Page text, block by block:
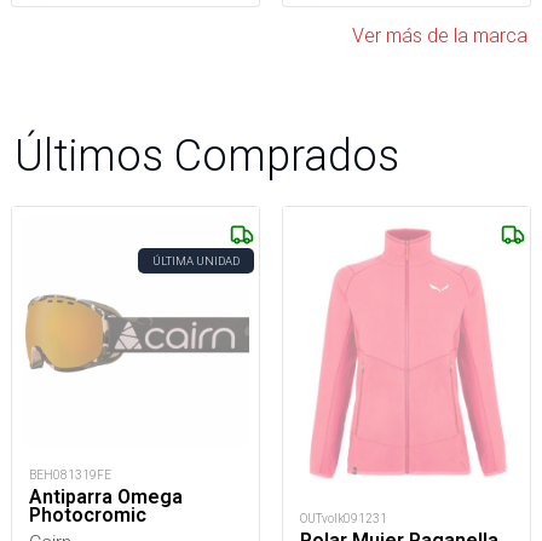
Ver más de la marca
Últimos Comprados
ÚLTIMA UNIDAD
BEH081319FE
Antiparra Omega
Photocromic OUTvolk091231